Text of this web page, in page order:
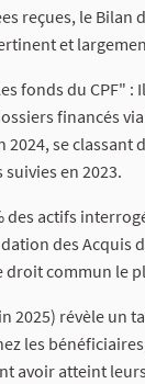
reçues, le Bilan
et
fonds du CPF" :
financés via
2024, se classant
en 2023.
des actifs
des Acquis
droit commun le
2025) révèle un
les
avoir atteint